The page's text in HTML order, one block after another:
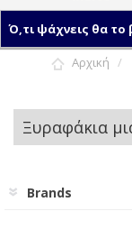
ΣΥΝΔΕΣΗ
Αρχική
Brands